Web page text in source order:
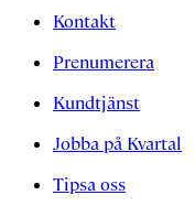
Kontakt
Prenumerera
Kundtjänst
Jobba på Kvartal
Tipsa oss